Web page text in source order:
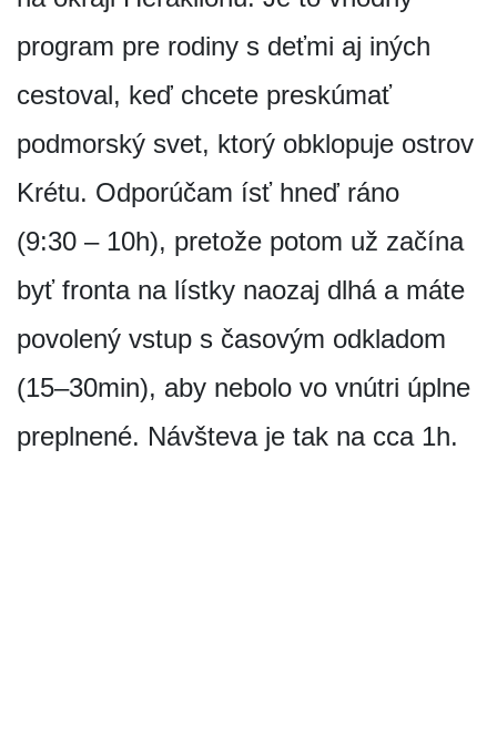
program pre rodiny s deťmi aj iných
cestoval, keď chcete preskúmať
podmorský svet, ktorý obklopuje ostrov
Krétu. Odporúčam ísť hneď ráno
(9:30 – 10h), pretože potom už začína
byť fronta na lístky naozaj dlhá a máte
povolený vstup s časovým odkladom
(15–30min), aby nebolo vo vnútri úplne
preplnené. Návšteva je tak na cca 1h.